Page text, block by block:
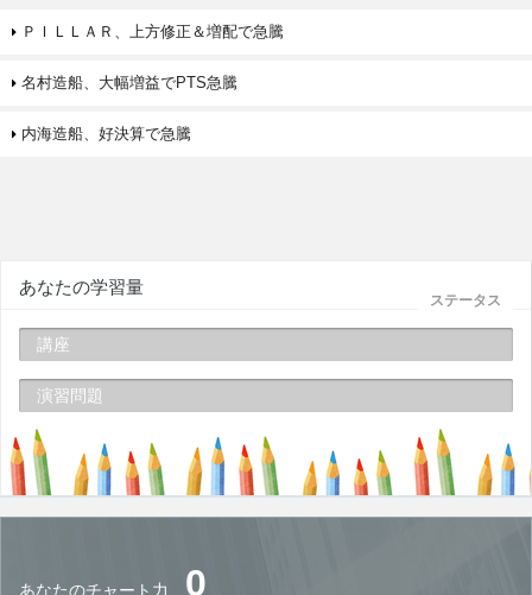
ＰＩＬＬＡＲ、上方修正＆増配で急騰
名村造船、大幅増益でPTS急騰
内海造船、好決算で急騰
ステータス
あなたの学習量
講座
演習問題
あなたのチャート力… 0